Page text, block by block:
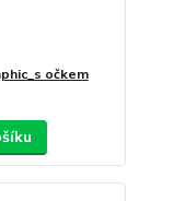
očkem